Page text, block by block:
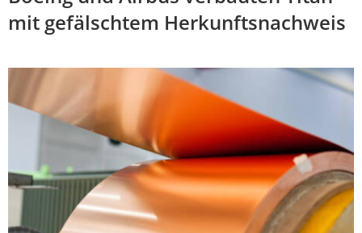
mit gefälschtem Herkunftsnachweis